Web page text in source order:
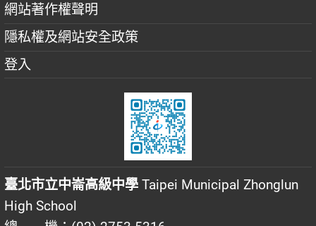
網站著作權聲明
隱私權及網站安全政策
登入
臺北市立中崙高級中學 Taipei Municipal Zhonglun
High School